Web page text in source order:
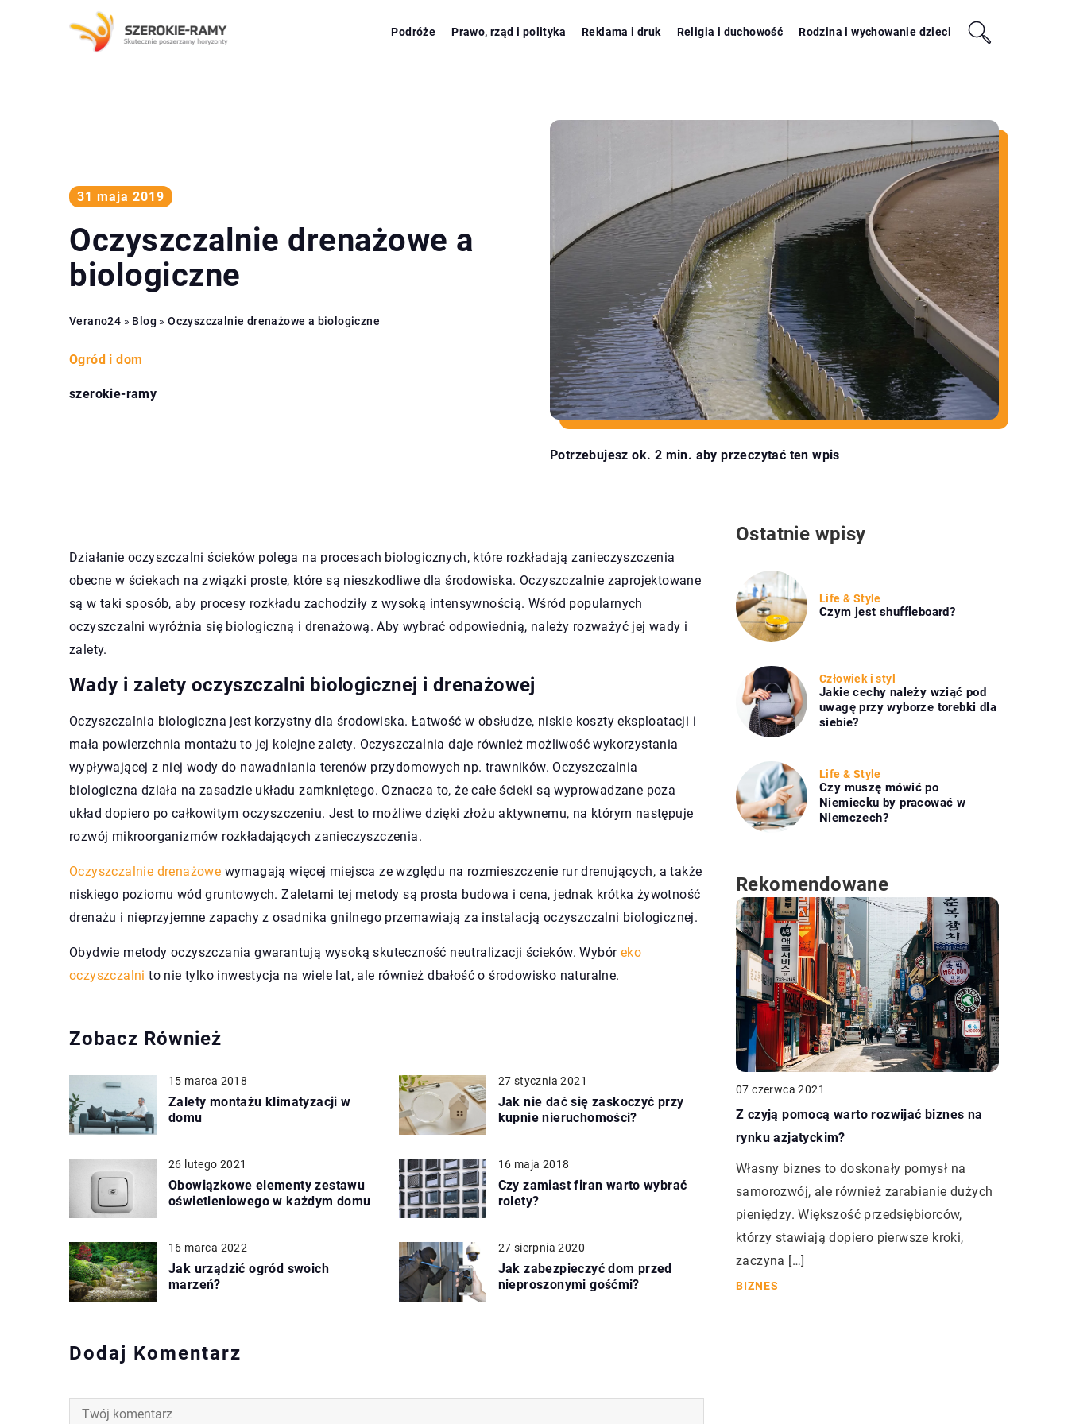
Podróże Prawo, rząd i polityka Reklama i druk Religia i duchowość Rodzina i wychowanie dzieci
31 maja 2019
Oczyszczalnie drenażowe a
biologiczne
Verano24 » Blog »Oczyszczalnie drenażowe a biologiczne
Ogród i dom
szerokie-ramy
Potrzebujesz ok. 2 min. aby przeczytać ten wpis
Działanie oczyszczalni ścieków polega na procesach biologicznych, które rozkładają zanieczyszczenia
obecne w ściekach na związki proste, które są nieszkodliwe dla środowiska. Oczyszczalnie zaprojektowane
są w taki sposób, aby procesy rozkładu zachodziły z wysoką intensywnością. Wśród popularnych
oczyszczalni wyróżnia się biologiczną i drenażową. Aby wybrać odpowiednią, należy rozważyć jej wady i
zalety.
Wady i zalety oczyszczalni biologicznej i drenażowej
Oczyszczalnia biologiczna jest korzystny dla środowiska. Łatwość w obsłudze, niskie koszty eksploatacji i
mała powierzchnia montażu to jej kolejne zalety. Oczyszczalnia daje również możliwość wykorzystania
wypływającej z niej wody do nawadniania terenów przydomowych np. trawników. Oczyszczalnia
biologiczna działa na zasadzie układu zamkniętego. Oznacza to, że całe ścieki są wyprowadzane poza
układ dopiero po całkowitym oczyszczeniu. Jest to możliwe dzięki złożu aktywnemu, na którym następuje
rozwój mikroorganizmów rozkładających zanieczyszczenia.
Oczyszczalnie drenażowe wymagają więcej miejsca ze względu na rozmieszczenie rur drenujących, a także
niskiego poziomu wód gruntowych. Zaletami tej metody są prosta budowa i cena, jednak krótka żywotność
drenażu i nieprzyjemne zapachy z osadnika gnilnego przemawiają za instalacją oczyszczalni biologicznej.
Obydwie metody oczyszczania gwarantują wysoką skuteczność neutralizacji ścieków. Wybór eko
oczyszczalni to nie tylko inwestycja na wiele lat, ale również dbałość o środowisko naturalne.
Zobacz Również
15 marca 2018
Zalety montażu klimatyzacji w
domu
27 stycznia 2021
Jak nie dać się zaskoczyć przy
kupnie nieruchomości?
26 lutego 2021
Obowiązkowe elementy zestawu
oświetleniowego w każdym domu
16 maja 2018
Czy zamiast firan warto wybrać
rolety?
16 marca 2022
Jak urządzić ogród swoich
marzeń?
27 sierpnia 2020
Jak zabezpieczyć dom przed
nieproszonymi gośćmi?
Dodaj Komentarz
Ostatnie wpisy
Life & Style
Czym jest shuffleboard?
Człowiek i styl
Jakie cechy należy wziąć pod
uwagę przy wyborze torebki dla
siebie?
Life & Style
Czy muszę mówić po
Niemiecku by pracować w
Niemczech?
Rekomendowane
07 czerwca 2021
Z czyją pomocą warto rozwijać biznes na
rynku azjatyckim?
Własny biznes to doskonały pomysł na
samorozwój, ale również zarabianie dużych
pieniędzy. Większość przedsiębiorców,
którzy stawiają dopiero pierwsze kroki,
zaczyna […]
BIZNES